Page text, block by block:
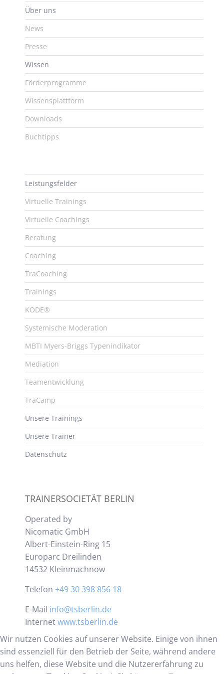
Über uns
News
Presse
Wissen
Förderprogramme
Wissensplattform
Downloads
Buchtipps
Leistungsfelder
Virtuelle Trainings
Virtuelle Coachings
Beratung
Coaching
TraCoaching
Trainings
KODE®
Systemische Moderation
MBTI Myers-Briggs Typenindikator
Mediation
Teamentwicklung
TraCamp
Unsere Trainings
Unsere Trainer
Datenschutz
TRAINERSOCIETÄT BERLIN
Operated by
Nicomatic GmbH
Albert-Einstein-Ring 15
Europarc Dreilinden
14532 Kleinmachnow
Telefon +49 30 398 856 18
E-Mail info@tsberlin.de
Internetwww.tsberlin.de
Wir nutzen Cookies auf unserer Website. Einige von ihnen
sind essenziell für den Betrieb der Seite, während andere
uns helfen, diese Website und die Nutzererfahrung zu